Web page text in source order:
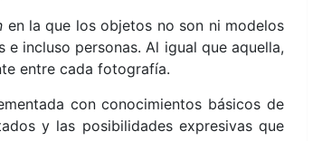
en la que los objetos no son ni modelos
incluso personas. Al igual que aquella,
entre cada fotografía.
con conocimientos básicos de
y las posibilidades expresivas que